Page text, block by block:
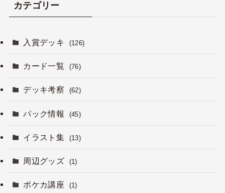
カテゴリー
入賞デッキ (126)
カード一覧 (76)
デッキ考察 (62)
パック情報 (45)
イラスト集 (13)
周辺グッズ (1)
ポケカ講座 (1)